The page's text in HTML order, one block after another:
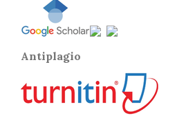
Antiplagio